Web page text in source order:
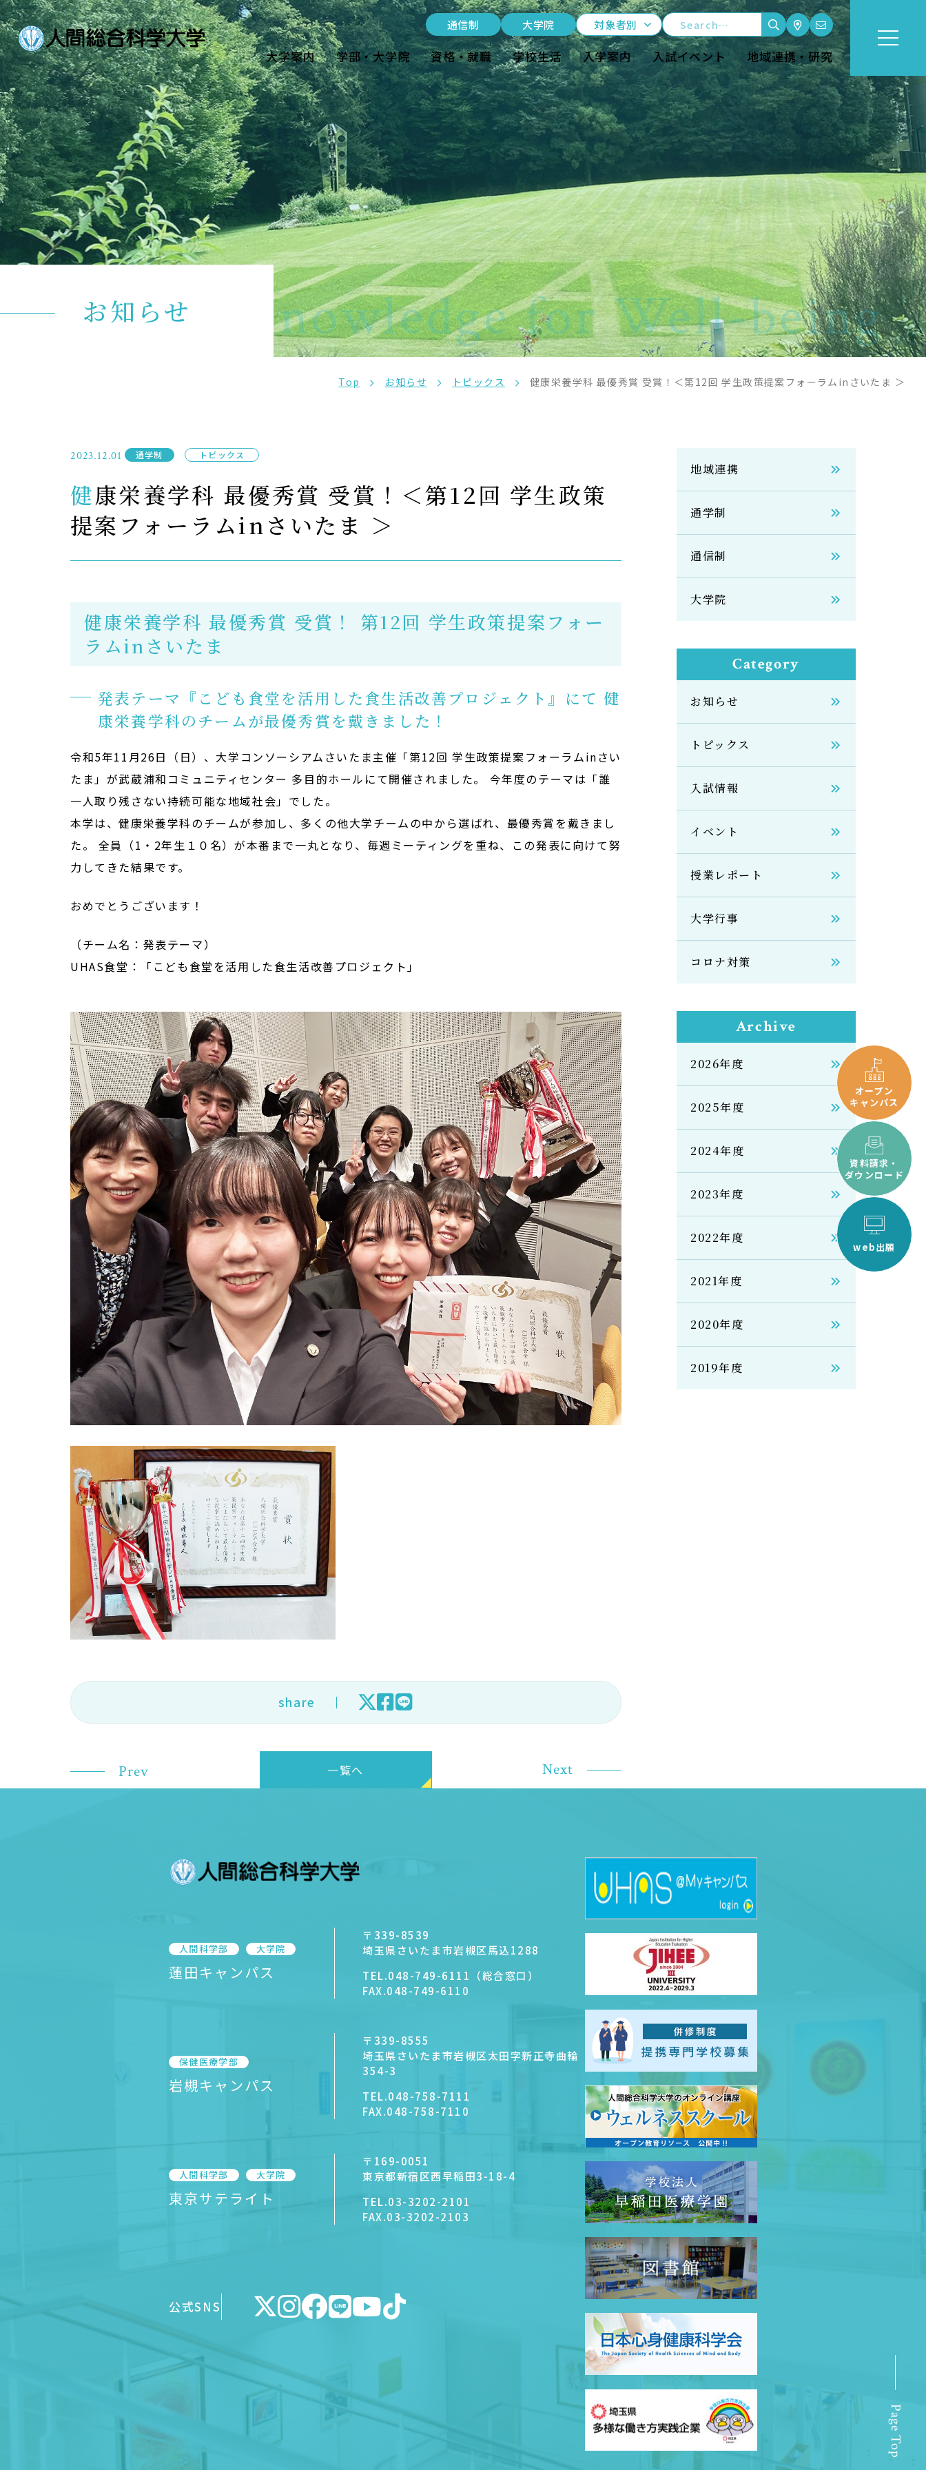
大学案内
Guide
学部・大学院
Department
資格・就職
Qualifications & Employment
学校生活
School Life
入学案内
入試イベント
Access
受験生の方
在学生の方
卒業生の方
大学院生の方・修了生の方
企業・病院の方
通信制
大学院
資料請求・ダウンロード
お問い合わせ
よくある質問
お知らせ
サイトポリシー
プライバシーポリシー
サイトマップ
教員等採用情報
UHASウォッチ
English
同窓会
大学案内 学部・大学院 資格・就職 学校生活 入学案内 入試イベント 地域連携・研究
通信制 大学院 対象者別
Knowledge for Well-being
お知らせ
Top お知らせ トピックス 健康栄養学科 最優秀賞 受賞！＜第12回 学生政策提案フォーラムinさいたま ＞
2023.12.01 通学制 トピックス
健康栄養学科 最優秀賞 受賞！＜第12回 学生政策
提案フォーラムinさいたま ＞
健康栄養学科 最優秀賞 受賞！ 第12回 学生政策提案フォー
ラムinさいたま
発表テーマ『こども食堂を活用した食生活改善プロジェクト』にて 健
康栄養学科のチームが最優秀賞を戴きました！
令和5年11月26日（日）、大学コンソーシアムさいたま主催「第12回 学生政策提案フォーラムinさい
たま」が武蔵浦和コミュニティセンター 多目的ホールにて開催されました。 今年度のテーマは「誰
一人取り残さない持続可能な地域社会」でした。
本学は、健康栄養学科のチームが参加し、多くの他大学チームの中から選ばれ、最優秀賞を戴きまし
た。 全員（1・2年生１０名）が本番まで一丸となり、毎週ミーティングを重ね、この発表に向けて努
力してきた結果です。
おめでとうございます！
（チーム名：発表テーマ）
UHAS食堂：「こども食堂を活用した食生活改善プロジェクト」
share
Prev 一覧へ Next
地域連携
通学制
通信制
大学院
Category
お知らせ
トピックス
入試情報
イベント
授業レポート
大学行事
コロナ対策
Archive
2026年度
2025年度
2024年度
2023年度
2022年度
2021年度
2020年度
2019年度
人間科学部 大学院
蓮田キャンパス
〒339-8539
埼玉県さいたま市岩槻区馬込1288
TEL.048-749-6111（総合窓口）
FAX.048-749-6110
保健医療学部
岩槻キャンパス
〒339-8555
埼玉県さいたま市岩槻区太田字新正寺曲輪
354-3
TEL.048-758-7111
FAX.048-758-7110
人間科学部 大学院
東京サテライト
〒169-0051
東京都新宿区西早稲田3-18-4
TEL.03-3202-2101
FAX.03-3202-2103
公式SNS
Page Top
オープン
キャンパス
資料請求・
ダウンロード
web出願